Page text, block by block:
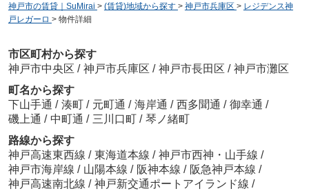
神戸市の賃貸｜SuMirai > (賃貸)地域から探す > 神戸市兵庫区 > レジデンス神
戸レガーロ > 物件詳細
市区町村から探す
神戸市中央区 / 神戸市兵庫区 / 神戸市長田区 / 神戸市灘区
町名から探す
下山手通 / 湊町 / 元町通 / 海岸通 / 西多聞通 / 御幸通 /
磯上通 / 中町通 / 三川口町 / 琴ノ緒町
路線から探す
神戸高速東西線 / 東海道本線 / 神戸市西神・山手線 /
神戸市海岸線 / 山陽本線 / 阪神本線 / 阪急神戸本線 /
神戸高速南北線 / 神戸新交通ポートアイランド線 /